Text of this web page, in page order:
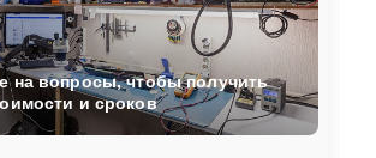
на вопросы, чтобы получить
и сроков